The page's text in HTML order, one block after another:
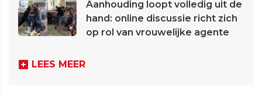
Aanhouding loopt volledig uit de
hand: online discussie richt zich
op rol van vrouwelijke agente
LEES MEER